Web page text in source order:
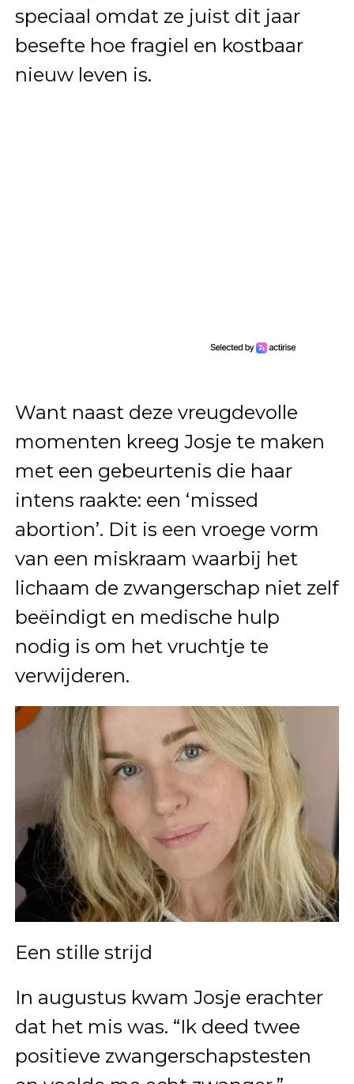
speciaal omdat ze juist dit jaar
besefte hoe fragiel en kostbaar
nieuw leven is.
Want naast deze vreugdevolle
momenten kreeg Josje te maken
met een gebeurtenis die haar
intens raakte: een ‘missed
abortion’. Dit is een vroege vorm
van een miskraam waarbij het
lichaam de zwangerschap niet zelf
beëindigt en medische hulp
nodig is om het vruchtje te
verwijderen.
Een stille strijd
In augustus kwam Josje erachter
dat het mis was. “Ik deed twee
positieve zwangerschapstesten